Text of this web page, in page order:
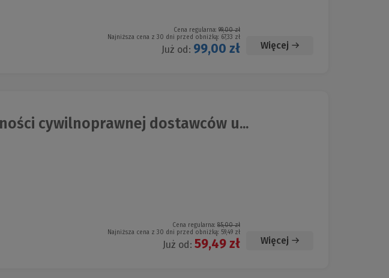
Cena regularna: 99,00 zł
Najniższa cena z 30 dni przed obniżką: 67,33 zł
Już od: 99,00 zł Więcej
cywilnoprawnej dostawców u...
Cena regularna: 85,00 zł
Najniższa cena z 30 dni przed obniżką: 59,49 zł
Już od: 59,49 zł Więcej